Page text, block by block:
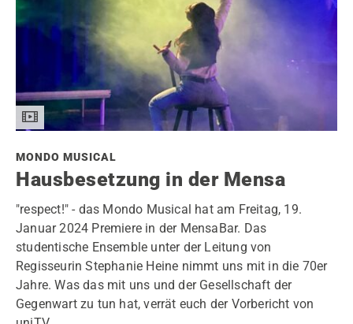
MONDO MUSICAL
Hausbesetzung in der Mensa
"respect!" - das Mondo Musical hat am Freitag, 19.
Januar 2024 Premiere in der MensaBar. Das
studentische Ensemble unter der Leitung von
Regisseurin Stephanie Heine nimmt uns mit in die 70er
Jahre. Was das mit uns und der Gesellschaft der
Gegenwart zu tun hat, verrät euch der Vorbericht von